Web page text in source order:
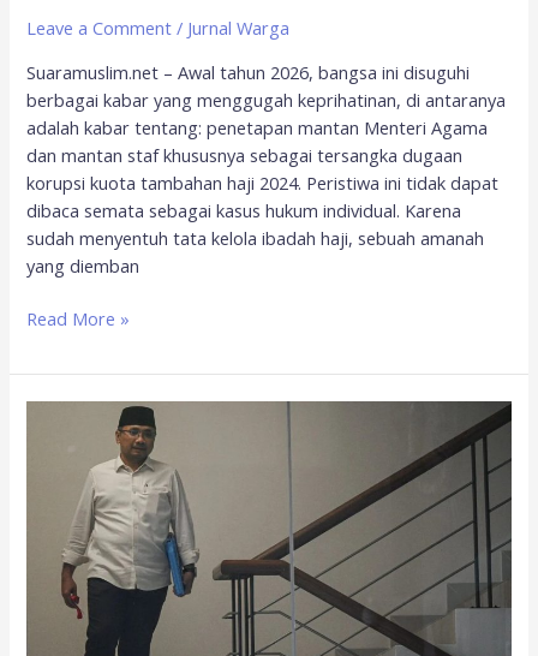
Leave a Comment / Jurnal Warga
Suaramuslim.net – Awal tahun 2026, bangsa ini disuguhi
berbagai kabar yang menggugah keprihatinan, di antaranya
adalah kabar tentang: penetapan mantan Menteri Agama
dan mantan staf khususnya sebagai tersangka dugaan
korupsi kuota tambahan haji 2024. Peristiwa ini tidak dapat
dibaca semata sebagai kasus hukum individual. Karena
sudah menyentuh tata kelola ibadah haji, sebuah amanah
yang diemban
Read More »
Qoumas
tersangka
korupsi
kuota